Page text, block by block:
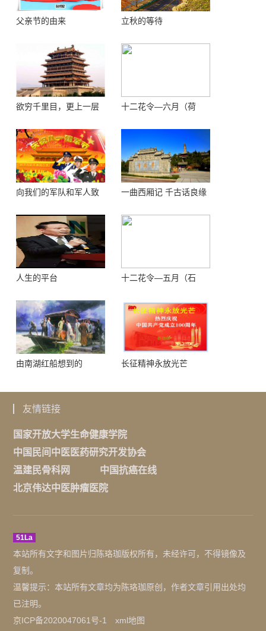
父亲节的由来 立秋的等待
欲穷千里目，更上一层
十二花令—六月（荷
向我们的军队和军人致
一曲西厢记 千古话良缘
人生的平台
十二花令—五月（石
由南湖红船想到的 长征精神永放光芒
友情链接
国家开放大学生命健康学院
中国民间中医医药研究开发协会
温建民骨科网
中国抗癌在线
北京伟达中医肿瘤医院
51La
本站所有文字和图片归陈珞珈版权所有，未经许可，不得镜像及
复制。
温馨提示：本站所有文章均为陈珞珈原创，作者文章引用出处均
已注明。
京ICP备2020047061号-1
xml地图